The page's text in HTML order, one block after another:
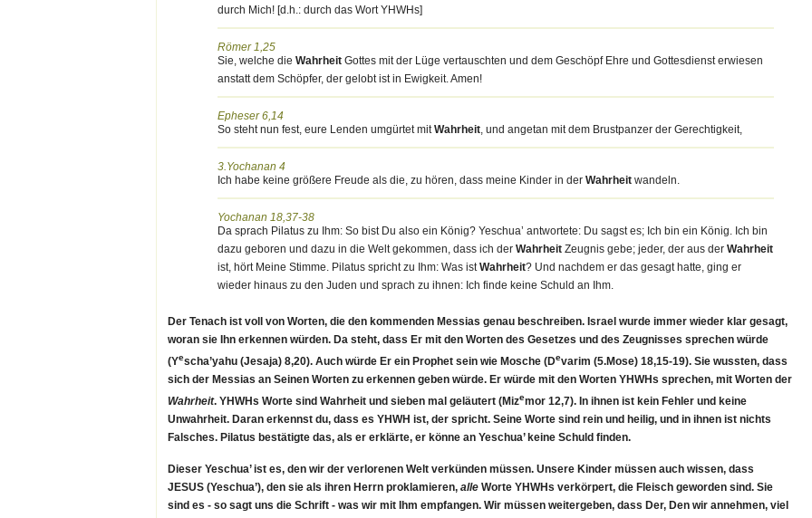
durch Mich! [d.h.: durch das Wort YHWHs]
Römer 1,25
Sie, welche die Wahrheit Gottes mit der Lüge vertauschten und dem Geschöpf Ehre und Gottesdienst erwiesen
anstatt dem Schöpfer, der gelobt ist in Ewigkeit. Amen!
Epheser 6,14
So steht nun fest, eure Lenden umgürtet mitWahrheit, und angetan mit dem Brustpanzer der Gerechtigkeit,
3.Yochanan 4
Ich habe keine größere Freude als die, zu hören, dass meine Kinder in der Wahrheit wandeln.
Yochanan 18,37-38
Da sprach Pilatus zu Ihm: So bist Du also ein König? Yeschua’ antwortete: Du sagst es; Ich bin ein König. Ich bin
dazu geboren und dazu in die Welt gekommen, dass ich der Wahrheit Zeugnis gebe; jeder, der aus der Wahrheit
ist, hört Meine Stimme. Pilatus spricht zu Ihm: Was istWahrheit? Und nachdem er das gesagt hatte, ging er
wieder hinaus zu den Juden und sprach zu ihnen: Ich finde keine Schuld an Ihm.
Der Tenach ist voll von Worten, die den kommenden Messias genau beschreiben. Israel wurde immer wieder klar gesagt,
woran sie Ihn erkennen würden. Da steht, dass Er mit den Worten des Gesetzes und des Zeugnisses sprechen würde
(Yescha’yahu (Jesaja) 8,20). Auch würde Er ein Prophet sein wie Mosche (Devarim (5.Mose) 18,15-19). Sie wussten, dass
sich der Messias an Seinen Worten zu erkennen geben würde. Er würde mit den Worten YHWHs sprechen, mit Worten der
Wahrheit. YHWHs Worte sind Wahrheit und sieben mal geläutert (Mizemor 12,7). In ihnen ist kein Fehler und keine
Unwahrheit. Daran erkennst du, dass es YHWH ist, der spricht. Seine Worte sind rein und heilig, und in ihnen ist nichts
Falsches. Pilatus bestätigte das, als er erklärte, er könne an Yeschua’ keine Schuld finden.
Dieser Yeschua’ ist es, den wir der verlorenen Welt verkünden müssen. Unsere Kinder müssen auch wissen, dass
JESUS (Yeschua’), den sie als ihren Herrn proklamieren, alle Worte YHWHs verkörpert, die Fleisch geworden sind. Sie
sind es - so sagt uns die Schrift - was wir mit Ihm empfangen. Wir müssen weitergeben, dass Der, Den wir annehmen, viel